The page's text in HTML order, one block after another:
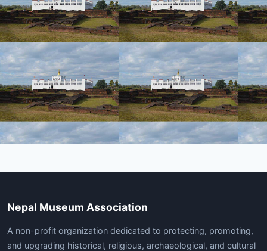
Nepal Museum Association
A non-profit organization dedicated to protecting, promoting,
and upgrading historical, religious, archaeological, and cultural